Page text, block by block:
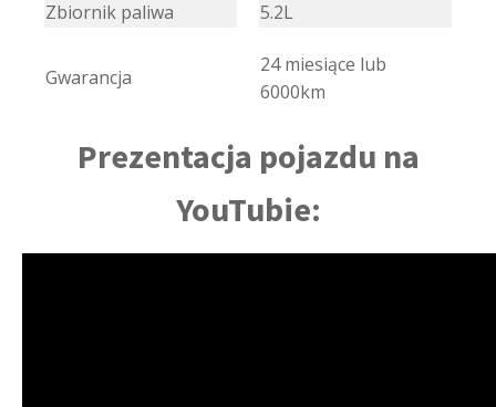
Zbiornik paliwa 5.2L
Gwarancja
24 miesiące lub
6000km
Prezentacja pojazdu na
YouTubie: